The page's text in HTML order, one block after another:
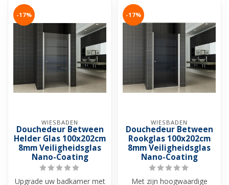
-17%
WIESBADEN
Douchedeur Between
Helder Glas 100x202cm
8mm Veiligheidsglas
Nano-Coating
Upgrade uw badkamer met
-17%
WIESBADEN
Douchedeur Between
Rookglas 100x202cm
8mm Veiligheidsglas
Nano-Coating
Met zijn hoogwaardige